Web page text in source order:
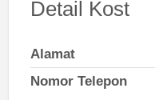
Detail Kost
Alamat
Nomor Telepon